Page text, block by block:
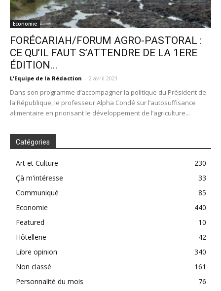
Economie
FORÉCARIAH/FORUM AGRO-PASTORAL :
CE QU’IL FAUT S’ATTENDRE DE LA 1ERE
ÉDITION...
L'Equipe de la Rédaction - 2 avril 2021
Dans son programme d’accompagner la politique du Président de
la République, le professeur Alpha Condé sur l’autosuffisance
alimentaire en priorisant le développement de l’agriculture...
Catégories
Art et Culture
230
Çà m'intéresse
33
Communiqué
85
Economie
440
Featured
10
Hôtellerie
42
Libre opinion
340
Non classé
161
Personnalité du mois
76